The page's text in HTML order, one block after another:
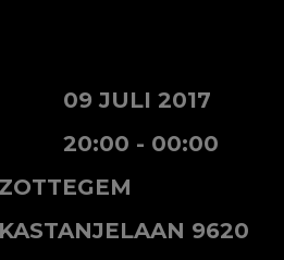
09 JULI 2017
20:00 - 00:00
ZOTTEGEM
KASTANJELAAN 9620